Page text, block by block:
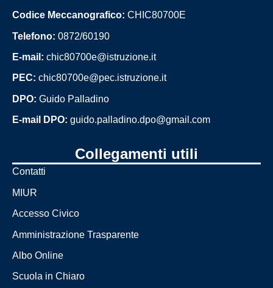
Presentazione
Chi siamo
I luoghi
I luoghi della
scuola
Dirigente
scolastico
I numeri della
scuola
La scuola in
numeri
Codice Meccanografico: CHIC80700E
Telefono: 0872/60190
E-mail: chic80700e@istruzione.it
PEC: chic80700e@pec.istruzione.it
DPO: Guido Palladino
E-mail DPO: guido.palladino.dpo@gmail.com
Collegamenti utili
Contatti
MIUR
Accesso Civico
Amministrazione Trasparente
Albo Online
Scuola in Chiaro